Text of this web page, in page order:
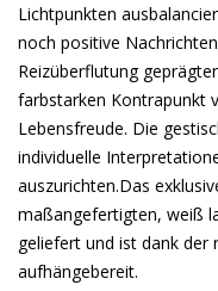
Lichtpunkten
noch positive
Reizüberflutung
farbstarken Kontrapunkt
Lebensfreude. Die
individuelle
auszurichten.Das
maßangefertigten, weiß
geliefert und ist dank der
aufhängebereit.